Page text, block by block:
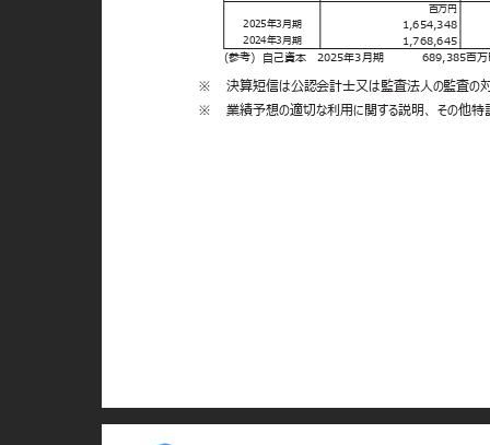
百万円
2025年3月期
2024年3月期
1,654,348
1,768,645
(参考) 自己資本 2025年3月期 689,385百
※
※
決算短信は公認会計士又は監査法人の監査の
業績予想の適切な利用に関する説明、 その他